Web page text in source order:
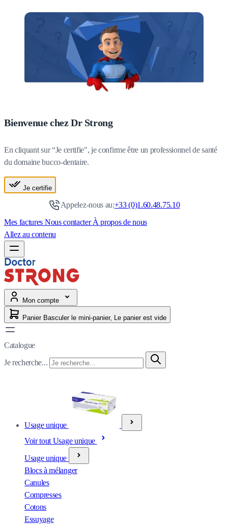
Bienvenue chez Dr Strong
En cliquant sur “Je certifie", je confirme être un professionnel de santé
du domaine bucco-dentaire.
Je certifie
Appelez-nous au:+33 (0)1.60.48.75.10
Mes factures Nous contacterÀ propos de nous
Allez au contenu
Mon compte
Panier Basculer le mini-panier, Le panier est vide
Catalogue
Je recherche...
Usage unique
Voir tout Usage unique
Usage unique
Blocs à mélanger
Canules
Compresses
Cotons
Essuyage